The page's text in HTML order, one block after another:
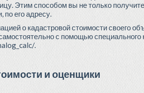
Этим способом вы не только
по его адресу.
о кадастровой стоимости своего
с помощью
.
и оценщики